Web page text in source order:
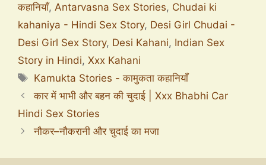
कहानियाँ, Antarvasna Sex Stories, Chudai ki
kahaniya - Hindi Sex Story, Desi Girl Chudai -
Desi Girl Sex Story, Desi Kahani, Indian Sex
Story in Hindi, Xxx Kahani
Kamukta Stories - कामुकता कहानियाँ
कार में भाभी और बहन की चुदाई | Xxx Bhabhi Car
Hindi Sex Stories
नौकर–नौकरानी और चुदाई का मजा